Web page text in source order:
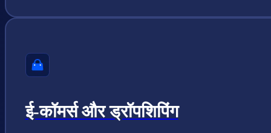
ई-कॉमर्स और ड्रॉपशिपिंग